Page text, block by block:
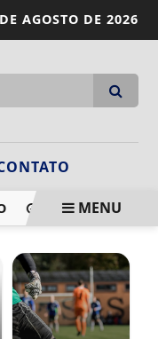
AGOSTO DE 2026
RAONI ESTÁ
MENU